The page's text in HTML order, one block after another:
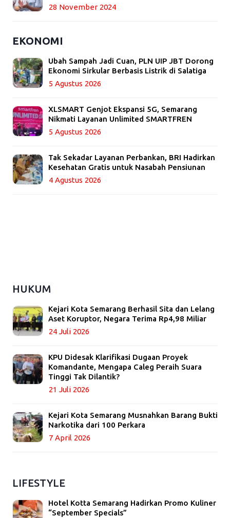
28 November 2024
EKONOMI
Ubah Sampah Jadi Cuan, PLN UIP JBT Dorong
Ekonomi Sirkular Berbasis Listrik di Salatiga
5 Agustus 2026
XLSMART Genjot Ekspansi 5G, Semarang
Nikmati Layanan Unlimited SMARTFREN
5 Agustus 2026
Tak Sekadar Layanan Perbankan, BRI Hadirkan
Kesehatan Gratis untuk Nasabah Pensiunan
4 Agustus 2026
HUKUM
Kejari Kota Semarang Berhasil Sita dan Lelang
Aset Koruptor, Negara Terima Rp4,98 Miliar
24 Juli 2026
KPU Didesak Klarifikasi Dugaan Proyek
Komandante, Mengapa Caleg Peraih Suara
Tinggi Tak Dilantik?
21 Juli 2026
Kejari Kota Semarang Musnahkan Barang Bukti
Narkotika dari 100 Perkara
7 April 2026
LIFESTYLE
Hotel Kotta Semarang Hadirkan Promo Kuliner
“September Specials”